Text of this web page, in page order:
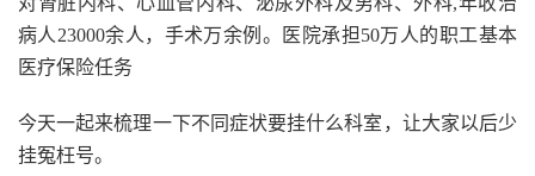
病人23000余人，手术万余例。医院承担50万人的职工基本
医疗保险任务
今天一起来梳理一下不同症状要挂什么科室，让大家以后少
挂冤枉号。